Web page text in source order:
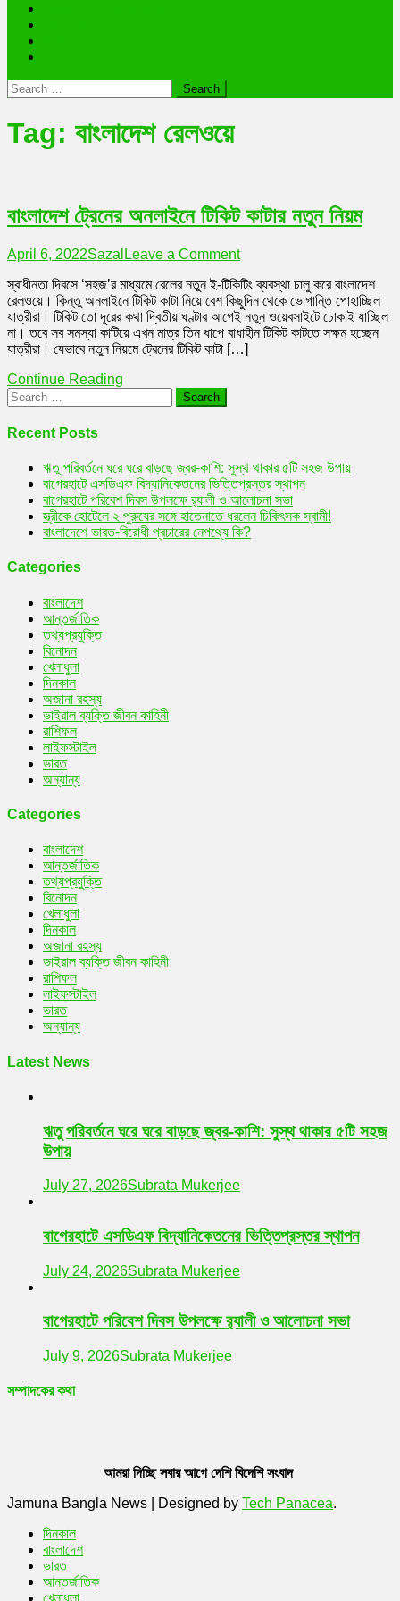
Search
for:
Tag: বাংলাদেশ রেলওয়ে
বাংলাদেশ ট্রেনের অনলাইনে টিকিট কাটার নতুন নিয়ম
April 6, 2022Sazal Leave a Commenton
ট্রেনের
অনলাইনে
টিকিট
কাটার
নতুন
স্বাধীনতা দিবসে ‘সহজ’র মাধ্যমে রেলের নতুন ই-টিকিটিং ব্যবস্থা চালু করে বাংলাদেশ
রেলওয়ে। কিন্তু অনলাইনে টিকিট কাটা নিয়ে বেশ কিছুদিন থেকে ভোগান্তি পোহাচ্ছিল
যাত্রীরা। টিকিট তো দূরের কথা দ্বিতীয় ঘণ্টার আগেই নতুন ওয়েবসাইটে ঢোকাই যাচ্ছিল
না। তবে সব সমস্যা কাটিয়ে এখন মাত্র তিন ধাপে বাধাহীন টিকিট কাটতে সক্ষম হচ্ছেন
যাত্রীরা। যেভাবে নতুন নিয়মে ট্রেনের টিকিট কাটা […]
Continue Reading
Search
for:
Recent Posts
ঋতু পরিবর্তনে ঘরে ঘরে বাড়ছে জ্বর-কাশি: সুস্থ থাকার ৫টি সহজ উপায়
বাগেরহাটে এসডিএফ বিদ্যানিকেতনের ভিত্তিপ্রস্তর স্থাপন
বাগেরহাটে পরিবেশ দিবস উপলক্ষে র‌্যালী ও আলোচনা সভা
স্ত্রীকে হোটেলে ২ পুরুষের সঙ্গে হাতেনাতে ধরলেন চিকিৎসক স্বামী!
বাংলাদেশে ভারত-বিরোধী প্রচারের নেপথ্যে কি?
Categories
বাংলাদেশ
আন্তর্জাতিক
তথ্যপ্রযুক্তি
বিনোদন
খেলাধুলা
দিনকাল
অজানা রহস্য
ভাইরাল ব্যক্তি জীবন কাহিনী
রাশিফল
লাইফস্টাইল
ভারত
অন্যান্য
Categories
বাংলাদেশ
আন্তর্জাতিক
তথ্যপ্রযুক্তি
বিনোদন
খেলাধুলা
দিনকাল
অজানা রহস্য
ভাইরাল ব্যক্তি জীবন কাহিনী
রাশিফল
লাইফস্টাইল
ভারত
অন্যান্য
Latest News
ঋতু পরিবর্তনে ঘরে ঘরে বাড়ছে জ্বর-কাশি: সুস্থ থাকার ৫টি সহজ
উপায়
July 27, 2026Subrata Mukerjee
বাগেরহাটে এসডিএফ বিদ্যানিকেতনের ভিত্তিপ্রস্তর স্থাপন
July 24, 2026Subrata Mukerjee
বাগেরহাটে পরিবেশ দিবস উপলক্ষে র‌্যালী ও আলোচনা সভা
July 9, 2026Subrata Mukerjee
সম্পাদকের কথা
আমরা দিচ্ছি সবার আগে দেশি বিদেশি সংবাদ
Jamuna Bangla News
Designed by Tech Panacea.
দিনকাল
বাংলাদেশ
ভারত
আন্তর্জাতিক
খেলাধুলা